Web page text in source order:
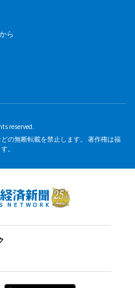
ら
reserved.
の無断転載を禁止します。 著作権は福
。